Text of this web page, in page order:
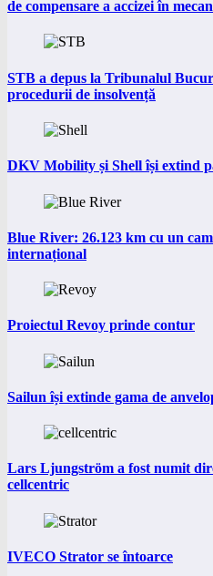
de compensare a accizei în
STB a depus la Tribunalul
procedurii de insolvență
DKV Mobility și Shell își extind
Blue River: 26.123 km cu un
internațional
Proiectul Revoy prinde contur
Sailun își extinde gama de
Lars Ljungström a fost numit
cellcentric
IVECO Strator se întoarce